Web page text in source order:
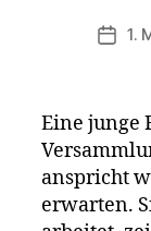
1.
Eine junge
anspricht
erwarten.